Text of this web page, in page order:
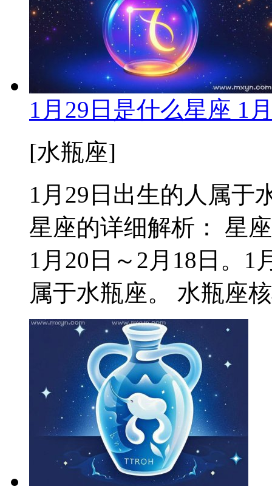
1月29日是什么星座 1
[水瓶座]
1月29日出生的人属于
星座的详细解析： 星
1月20日～2月18日。1
属于水瓶座。 水瓶座